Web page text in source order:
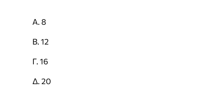
Α. 8
Β. 12
Γ. 16
Δ. 20